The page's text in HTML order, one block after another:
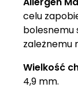
celu
bolesnemu
zależnemu
Wielkość
4,9 mm.